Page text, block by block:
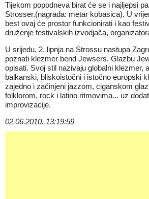
Tijekom popodneva birat će se i najljepsi
Strosser.(nagrada: metar kobasica). U
best ovaj će prostor funkcionirati i kao
druženje festivalskih izvodjača,
U srijedu, 2. lipnja na Strossu nastupa
poznati klezmer bend Jewsers. Glazbu
opisati. Svoj stil nazivaju globalni klezmer,
balkanski, bliskoistočni i istočno europski
zajedno i začinjeni jazzom, ciganskom
folklorom, rock i latino ritmovima... uz
improvizacije.
02.06.2010. 13:19:59